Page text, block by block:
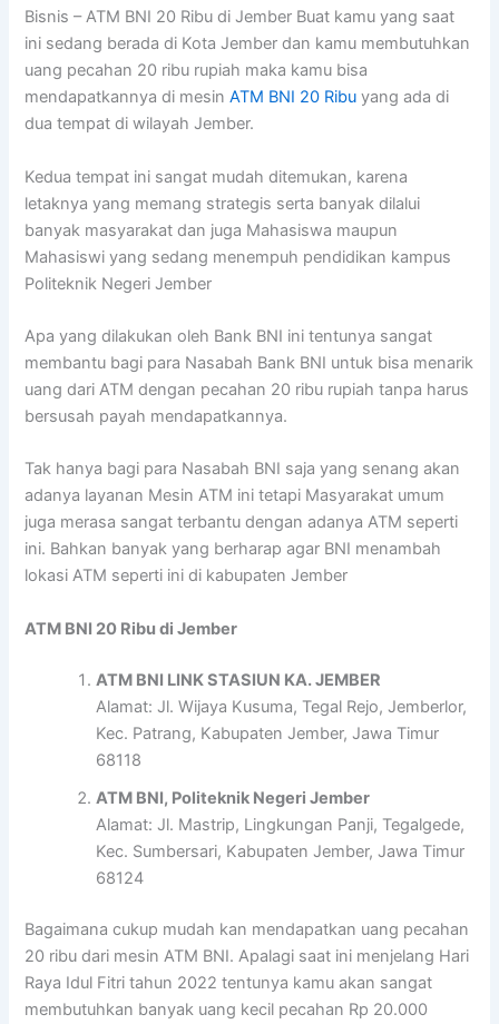
Bisnis – ATM BNI 20 Ribu di Jember Buat kamu yang saat
ini sedang berada di Kota Jember dan kamu membutuhkan
uang pecahan 20 ribu rupiah maka kamu bisa
mendapatkannya di mesinATM BNI 20 Ribu yang ada di
dua tempat di wilayah Jember.
Kedua tempat ini sangat mudah ditemukan, karena
letaknya yang memang strategis serta banyak dilalui
banyak masyarakat dan juga Mahasiswa maupun
Mahasiswi yang sedang menempuh pendidikan kampus
Politeknik Negeri Jember
Apa yang dilakukan oleh Bank BNI ini tentunya sangat
membantu bagi para Nasabah Bank BNI untuk bisa menarik
uang dari ATM dengan pecahan 20 ribu rupiah tanpa harus
bersusah payah mendapatkannya.
Tak hanya bagi para Nasabah BNI saja yang senang akan
adanya layanan Mesin ATM ini tetapi Masyarakat umum
juga merasa sangat terbantu dengan adanya ATM seperti
ini. Bahkan banyak yang berharap agar BNI menambah
lokasi ATM seperti ini di kabupaten Jember
ATM BNI 20 Ribu di Jember
ATM BNI LINK STASIUN KA. JEMBER
Alamat: Jl. Wijaya Kusuma, Tegal Rejo, Jemberlor,
Kec. Patrang, Kabupaten Jember, Jawa Timur
68118
ATM BNI, Politeknik Negeri Jember
Alamat: Jl. Mastrip, Lingkungan Panji, Tegalgede,
Kec. Sumbersari, Kabupaten Jember, Jawa Timur
68124
Bagaimana cukup mudah kan mendapatkan uang pecahan
20 ribu dari mesin ATM BNI. Apalagi saat ini menjelang Hari
Raya Idul Fitri tahun 2022 tentunya kamu akan sangat
membutuhkan banyak uang kecil pecahan Rp 20.000